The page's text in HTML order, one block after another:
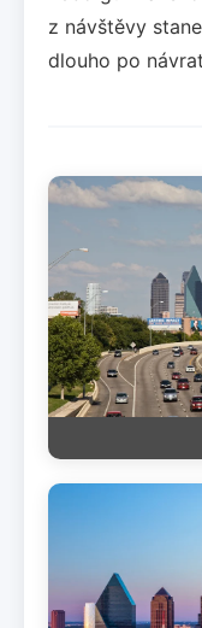
z návštěvy
dlouho po